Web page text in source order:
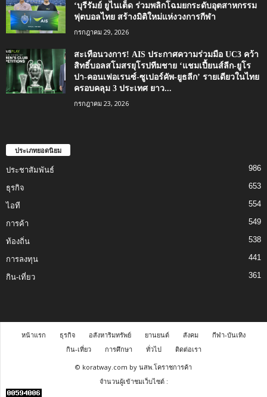
‘บุรีรัมย์ ยูไนเต็ด ร่วมพลิกโฉมยกระดับอุตสาหกรรม
ฟุตบอลไทย สร้างมิติใหม่แห่งวงการกีฬา
กรกฎาคม 29, 2026
สะเทือนวงการ! AIS ประกาศความร่วมมือ UC3 คว้า
สิทธิ์บอลสโมสรยุโรปทีมชาย ‘แชมเปี้ยนส์ลีก-ยูโร
ปา-คอนเฟอเรนซ์-ซูเปอร์คัพ-ยูธลีก’ รายเดียวในไทย
ครอบคลุม 3 ประเทศ ยาว...
กรกฎาคม 23, 2026
ประเภทยอดนิยม
ประชาสัมพันธ์ 986
ธุรกิจ 653
ไอที 554
การค้า 549
ท้องถิ่น 538
การลงทุน 441
กิน-เที่ยว 361
หน้าแรก ธุรกิจ อสังหาริมทรัพย์ ยานยนต์ สังคม
กีฬา-บันเทิง
กิน-เที่ยว
การศึกษา ทั่วไป ติดต่อเรา
© koratway.com by นสพ.โคราชการค้า
จำนวนผู้เข้าชมเว็บไซต์ :